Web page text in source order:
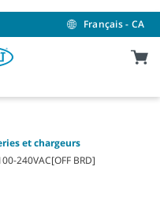
Français - CA
et chargeurs
240VAC[OFF BRD]